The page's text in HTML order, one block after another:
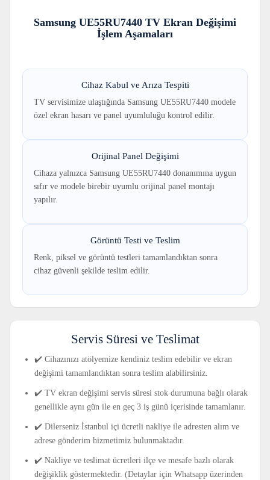
Samsung UE55RU7440 TV Ekran Değişimi
İşlem Aşamaları
Cihaz Kabul ve Arıza Tespiti
TV servisimize ulaştığında Samsung UE55RU7440 modele
özel ekran hasarı ve panel uyumluluğu kontrol edilir.
Orijinal Panel Değişimi
Cihaza yalnızca Samsung UE55RU7440 donanımına uygun
sıfır ve modele birebir uyumlu orijinal panel montajı
yapılır.
Görüntü Testi ve Teslim
Renk, piksel ve görüntü testleri tamamlandıktan sonra
cihaz güvenli şekilde teslim edilir.
Servis Süresi ve Teslimat
✔️ Cihazınızı atölyemize kendiniz teslim edebilir ve ekran
değişimi tamamlandıktan sonra teslim alabilirsiniz.
✔️ TV ekran değişimi servis süresi stok durumuna bağlı olarak
genellikle aynı gün ile en geç 3 iş günü içerisinde tamamlanır.
✔️ Dilerseniz İstanbul içi ücretli nakliye ile adresten alım ve
adrese gönderim hizmetimiz bulunmaktadır.
✔️ Nakliye ve teslimat ücretleri ilçe ve mesafe bazlı olarak
değişiklik göstermektedir. (Detaylar için Whatsapp üzerinden